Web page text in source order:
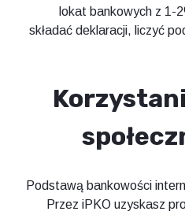
lokat bankowych z 1-
składać deklaracji, liczyć
Podstawą bankowości
Przez iPKO uzyskasz